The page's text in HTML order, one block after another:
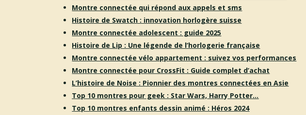
Montre connectée qui répond aux appels et sms
Histoire de Swatch : innovation horlogère suisse
Montre connectée adolescent : guide 2025
Histoire de Lip : Une légende de l’horlogerie française
Montre connectée vélo appartement : suivez vos performances
Montre connectée pour CrossFit : Guide complet d’achat
L’histoire de Noise : Pionnier des montres connectées en Asie
Top 10 montres pour geek : Star Wars, Harry Potter…
Top 10 montres enfants dessin animé : Héros 2024